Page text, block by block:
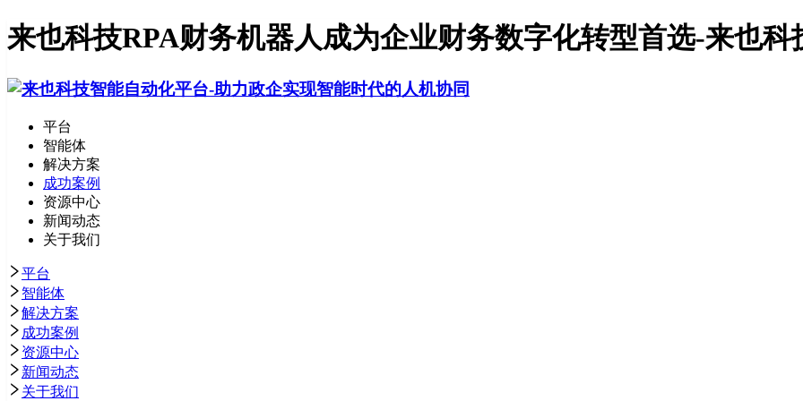
来也科技RPA财务机器人成为企业财务数字化转型首选-来也科
平台
智能体
解决方案
成功案例
资源中心
新闻动态
关于我们
平台
智能体
解决方案
成功案例
资源中心
新闻动态
关于我们